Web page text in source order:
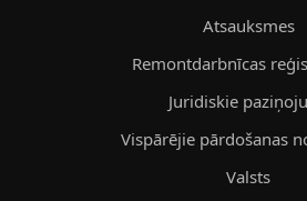
Atsauksmes
Remontdarbnīcas
Juridiskie
Vispārējie pārdošanas
Valsts